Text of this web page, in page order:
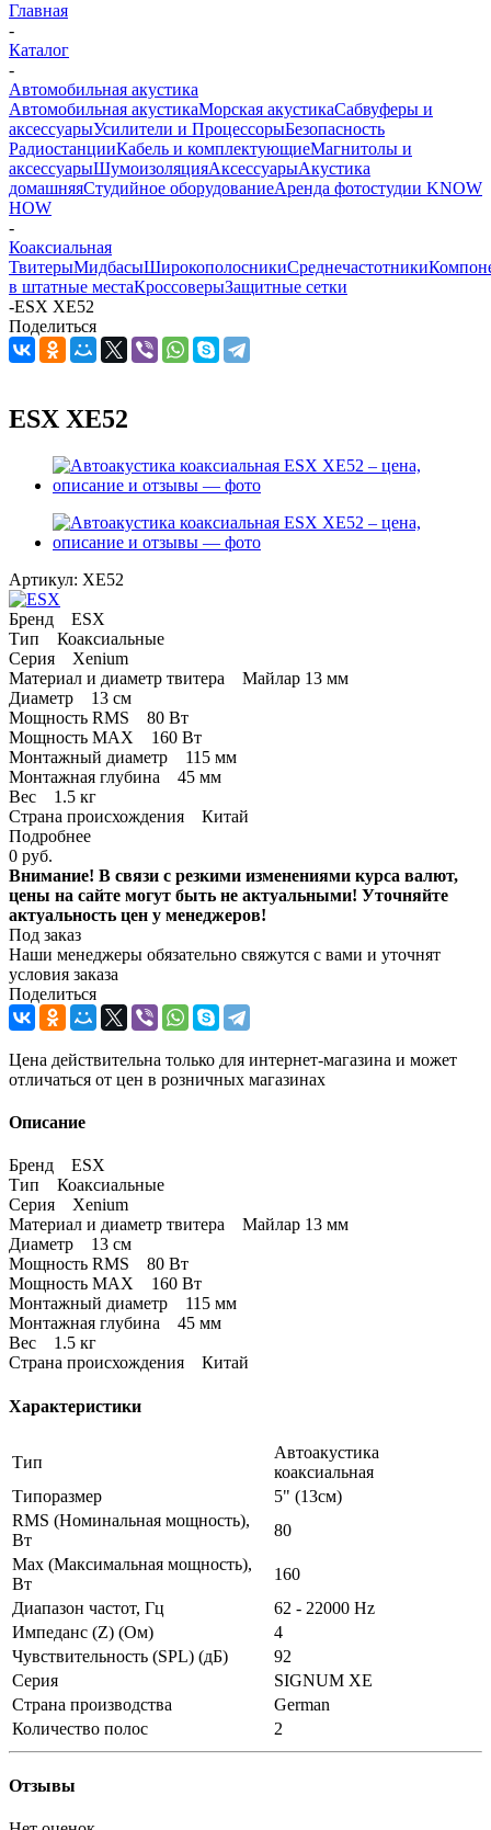
Главная
-
Каталог
-
Автомобильная акустика
Автомобильная акустикаМорская акустикаСабвуферы и
аксессуарыУсилители и ПроцессорыБезопасность
РадиостанцииКабель и комплектующиеМагнитолы и
аксессуарыШумоизоляцияАксессуарыАкустика
домашняяСтудийное оборудованиеАренда фотостудии KNOW
HOW
-
Коаксиальная
ТвитерыМидбасыШирокополосникиСреднечастотники
в штатные местаКроссоверыЗащитные сетки
-ESX XE52
Поделиться
ESX XE52
Артикул: XE52
Бренд ESX
Тип Коаксиальные
Серия Xenium
Материал и диаметр твитера Майлар 13 мм
Диаметр 13 см
Мощность RMS 80 Вт
Мощность MAX 160 Вт
Монтажный диаметр 115 мм
Монтажная глубина 45 мм
Вес 1.5 кг
Страна происхождения Китай
Подробнее
0 руб.
Внимание! В связи с резкими изменениями курса валют,
цены на сайте могут быть не актуальными! Уточняйте
актуальность цен у менеджеров!
Под заказ
Наши менеджеры обязательно свяжутся с вами и уточнят
условия заказа
Поделиться
Цена действительна только для интернет-магазина и может
отличаться от цен в розничных магазинах
Описание
Бренд ESX
Тип Коаксиальные
Серия Xenium
Материал и диаметр твитера Майлар 13 мм
Диаметр 13 см
Мощность RMS 80 Вт
Мощность MAX 160 Вт
Монтажный диаметр 115 мм
Монтажная глубина 45 мм
Вес 1.5 кг
Страна происхождения Китай
Характеристики
Тип
Автоакустика
коаксиальная
Типоразмер
5" (13см)
RMS (Номинальная мощность),
Вт
80
Max (Максимальная мощность),
Вт
160
Диапазон частот, Гц
62 - 22000 Hz
Импеданс (Z) (Ом)
4
Чувствительность (SPL) (дБ)
92
Серия
SIGNUM XE
Страна производства
German
Количество полос
2
Отзывы